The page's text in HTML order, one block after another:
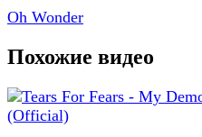
Oh Wonder
Похожие видео